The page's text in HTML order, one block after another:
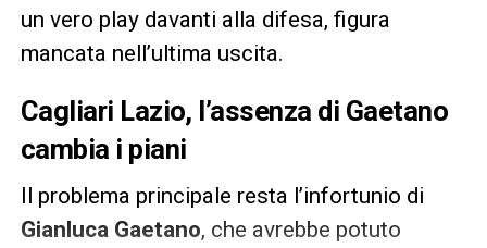
un vero play davanti alla difesa, figura
mancata nell’ultima uscita.
Cagliari Lazio, l’assenza di Gaetano
cambia i piani
Il problema principale resta l’infortunio di
Gianluca Gaetano, che avrebbe potuto